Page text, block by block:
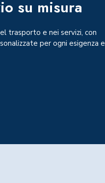
su misura
trasporto e nei servizi, con
per ogni esigenza e